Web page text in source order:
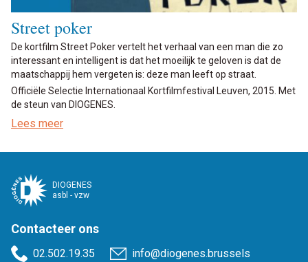
Street poker
De kortfilm Street Poker vertelt het verhaal van een man die zo
interessant en intelligent is dat het moeilijk te geloven is dat de
maatschappij hem vergeten is: deze man leeft op straat.
Officiële Selectie Internationaal Kortfilmfestival Leuven, 2015. Met
de steun van DIOGENES.
Lees meer
DIOGENES
asbl - vzw
Contacteer ons
02.502.19.35 info@diogenes.brussels